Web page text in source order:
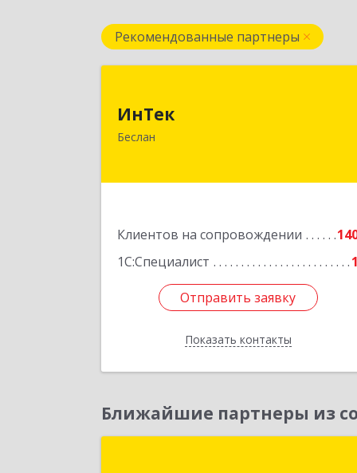
Рекомендованные партнеры
ИнТек
Беслан
Клиентов на сопровождении
1С:Специалист
1
Отправить заявку
Показать контакты
Отправить заявку
Назад
Ближайшие партнеры из